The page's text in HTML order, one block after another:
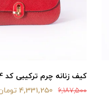
کیف زنانه چرم ترکیبی کد 1924
6,187,500 4,331,250 تومان